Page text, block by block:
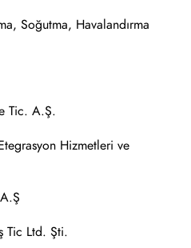
Soğutma, Havalandırma
Tic. A.Ş.
Hizmetleri ve
Tic Ltd. Şti.